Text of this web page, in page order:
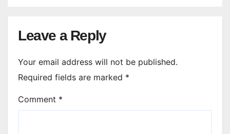
Leave a Reply
Your email address will not be published.
Required fields are marked *
Comment *